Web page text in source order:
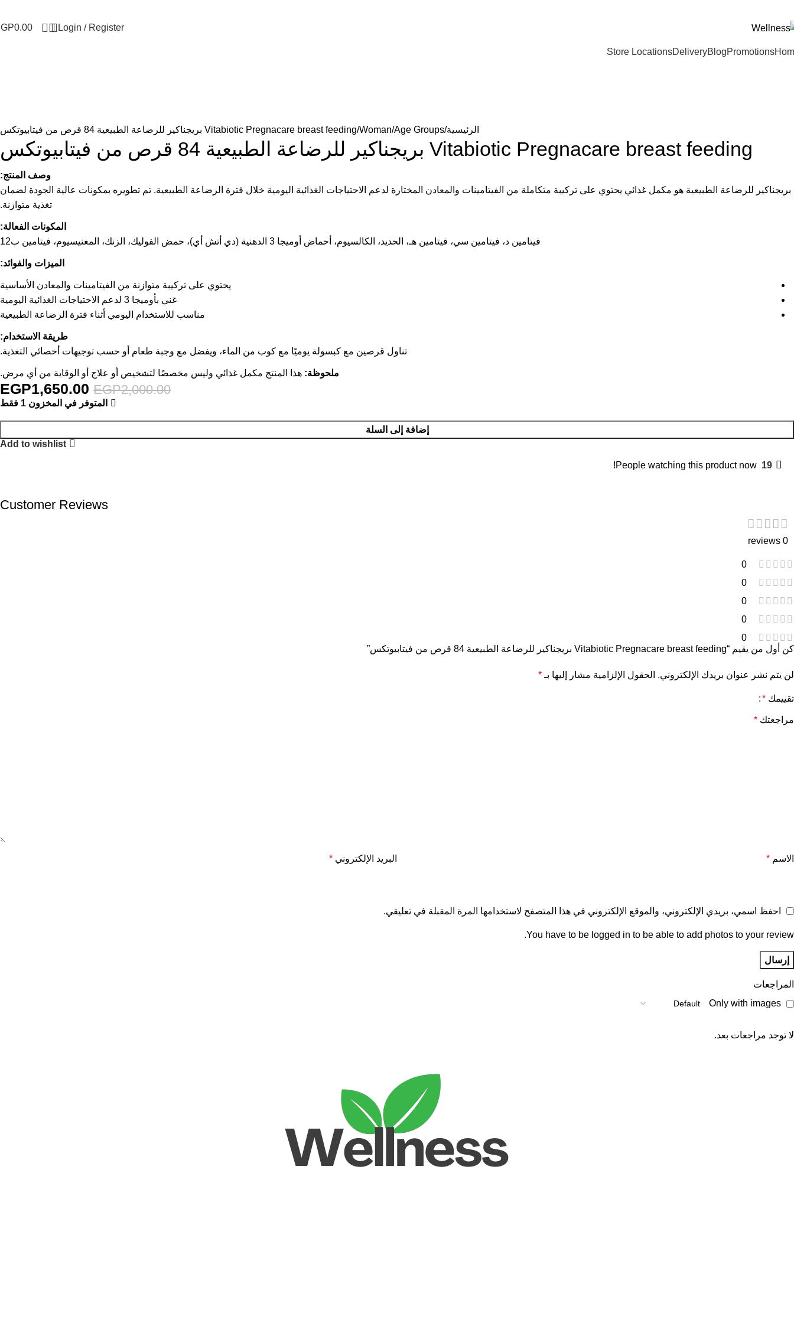
Login / Register
0
0.00
Promotions
Blog
Delivery
Store Locations
الرئيسية Age Groups
Woman Vitabiotic Pregnacare breast feeding بريجناكير للرضاعة الطبيعية 84 قرص من فيتابيوتكس
Vitabiotic Pregnacare breast feeding بريجناكير للرضاعة الطبيعية 84 قرص من فيتابيوتكس
وصف المنتج:
بريجناكير للرضاعة الطبيعية هو مكمل غذائي يحتوي على تركيبة متكاملة من الفيتامينات والمعادن المختارة لدعم الاحتياجات الغذائية اليومية خلال فترة الرضاعة الطبيعية. تم تطويره بمكونات عالية الجودة لضمان
تغذية متوازنة.
المكونات الفعالة:
فيتامين د، فيتامين سي، فيتامين هـ، الحديد، الكالسيوم، أحماض أوميجا 3 الدهنية (دي أتش أي)، حمض الفوليك، الزنك، المغنيسيوم، فيتامين ب12
الميزات والفوائد:
يحتوي على تركيبة متوازنة من الفيتامينات والمعادن الأساسية
غني بأوميجا 3 لدعم الاحتياجات الغذائية اليومية
مناسب للاستخدام اليومي أثناء فترة الرضاعة الطبيعية
طريقة الاستخدام:
تناول قرصين مع كبسولة يوميًا مع كوب من الماء، ويفضل مع وجبة طعام أو حسب توجيهات أخصائي التغذية.
ملحوظة: هذا المنتج مكمل غذائي وليس مخصصًا لتشخيص أو علاج أو الوقاية من أي مرض.
EGP2,000.00
EGP1,650.00
المتوفر في المخزون 1 فقط
إضافة إلى السلة
Add to wishlist
19
People watching this product now!
Customer Reviews
0 reviews
0
0
0
0
0
المراجعات
Only with images
لا توجد مراجعات بعد.
كن أول من يقيم “Vitabiotic Pregnacare breast feeding بريجناكير للرضاعة الطبيعية 84 قرص من فيتابيوتكس”
لن يتم نشر عنوان بريدك الإلكتروني. الحقول الإلزامية مشار إليها بـ *
تقييمك *
مراجعتك *
الاسم * البريد الإلكتروني *
احفظ اسمي، بريدي الإلكتروني، والموقع الإلكتروني في هذا المتصفح لاستخدامها المرة المقبلة في تعليقي.
You have to be logged in to be able to add photos to your review.